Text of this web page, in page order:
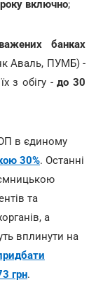
включно;
банках
Аваль, ПУМБ) -
з обігу -до 30
в єдиному
30%. Останні
та
а
вплинути на
грн.